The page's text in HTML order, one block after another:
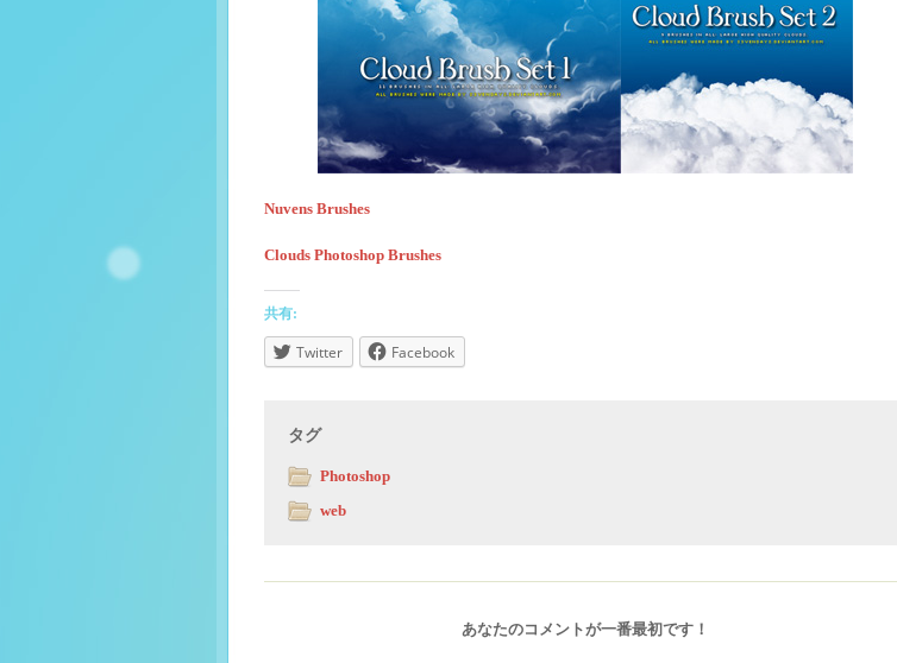
Nuvens Brushes
Clouds Photoshop Brushes
共有:
Twitter Facebook
タグ
Photoshop
web
あなたのコメントが一番最初です！